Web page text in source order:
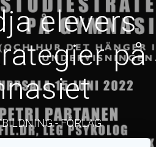
elevers
på
- FÖRLAG